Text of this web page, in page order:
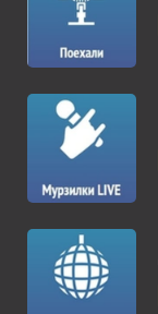
Архангельск
Астрахань
Ахтубинск
Ачинск 88.4 FM
Балаково
Балашов 100.0